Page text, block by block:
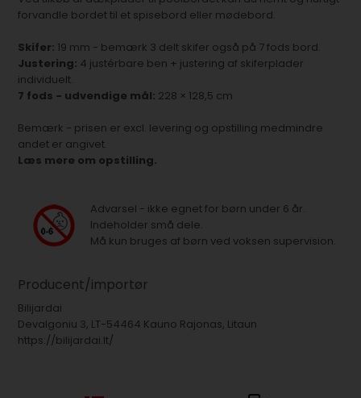
forvandle bordet til et spisebord eller mødebord.
Skifer: 19 mm - bemærk 3 delt skifer også på 7 fods bord.
Justering: 4 justérbare ben + justering af skiferplader
individuelt.
7 fods - udvendige mål: 228 × 128,5 cm
Bemærk - prisen er excl. levering og opstilling medmindre
andet er angivet.
Læs mere om opstilling.
Advarsel - ikke egnet for børn under 6 år.
Indeholder små dele.
Må kun bruges af børn ved voksen supervision.
Producent/importør
Bilijardai
Devalgoniu 3, LT-54464 Kauno Rajonas, Litaun
https://bilijardai.lt/